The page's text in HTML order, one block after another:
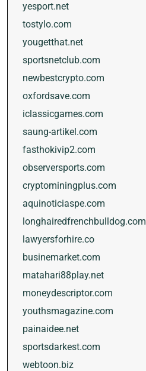
yesport.net
tostylo.com
yougetthat.net
sportsnetclub.com
newbestcrypto.com
oxfordsave.com
iclassicgames.com
saung-artikel.com
fasthokivip2.com
observersports.com
cryptominingplus.com
aquinoticiaspe.com
longhairedfrenchbulldog.com
lawyersforhire.co
businemarket.com
matahari88play.net
moneydescriptor.com
youthsmagazine.com
painaidee.net
sportsdarkest.com
webtoon.biz